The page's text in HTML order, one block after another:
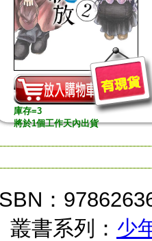
庫存=3
將於1個工作天內出貨
：
叢書系列： 少